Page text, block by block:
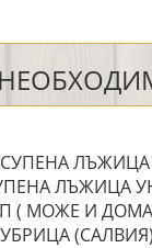
ЛЪЖИЦА
( МОЖЕ И